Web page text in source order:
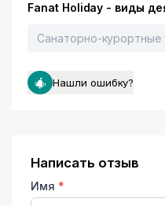
Fanat Holiday - виды
Санаторно-курортные
Нашли ошибку?
Написать отзыв
Имя *